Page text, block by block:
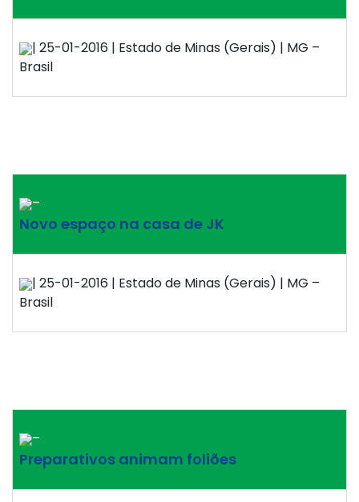
| 25-01-2016 | Estado de Minas (Gerais) | MG –
Brasil
–
Novo espaço na casa de JK
| 25-01-2016 | Estado de Minas (Gerais) | MG –
Brasil
–
Preparativos animam foliões